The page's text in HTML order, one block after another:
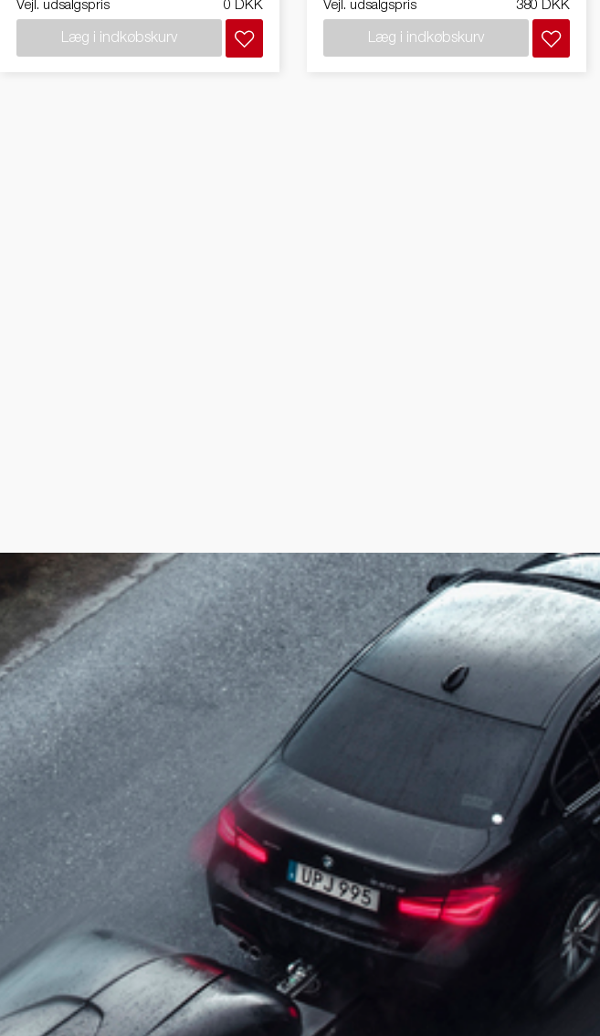
Vejl. udsalgspris 0 DKK
Læg i indkøbskurv
Vejl. udsalgspris 380 DKK
Læg i indkøbskurv